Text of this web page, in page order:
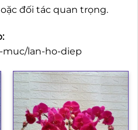
đối tác quan trọng.
muc/lan-ho-diep